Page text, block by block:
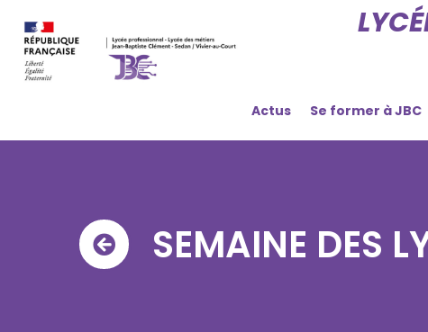
Actus Se former à JBC
SEMAINE DES